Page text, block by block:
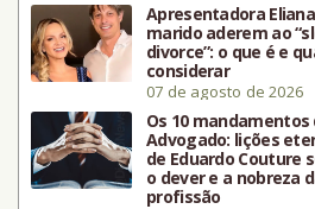
Apresentadora
marido aderem ao
divorce”: o que é e
considerar
07 de agosto de 2026
Os 10 mandamentos
Advogado: lições
de Eduardo Couture
o dever e a nobreza
profissão